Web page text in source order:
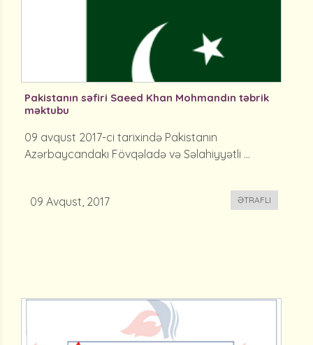
Pakistanın səfiri Saeed Khan Mohmandın təbrik
məktubu
09 avqust 2017-ci tarixində Pakistanın
Azərbaycandakı Fövqəladə və Səlahiyyətli ...
09 Avqust, 2017 ƏTRAFLI